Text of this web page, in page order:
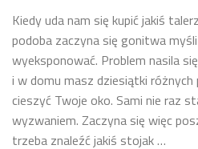
Kiedy uda nam się kupić jakiś
podoba zaczyna się gonitwa
wyeksponować. Problem nasila
i w domu masz dziesiątki
cieszyć Twoje oko. Sami nie raz
wyzwaniem. Zaczyna się więc
trzeba znaleźć jakiś stojak …